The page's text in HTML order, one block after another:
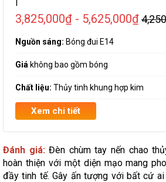
3,825,000₫ - 5,625,000₫
Nguồn sáng: Bóng đui E14
Giá không bao gồm bóng
Chất liệu: Thủy tinh khung hợp kim
Xem chi tiết
Đánh giá:Đèn chùm tay nến chao
hoàn thiện với một diện mạo mang
đầy tinh tế. Gây ấn tượng với bất cứ